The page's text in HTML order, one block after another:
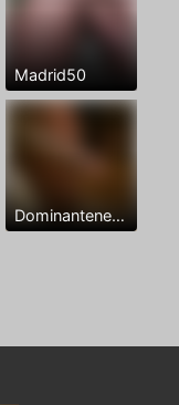
Madrid50
Dominantenegro ya